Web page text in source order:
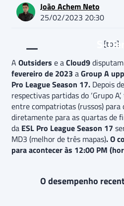
João Achem Neto
25/02/2023 20:30
S-Tier
[toc]
A Outsiders e aCloud9
fevereiro de 2023 aGroup A
Pro League Season 17. Depois
respectivas partidas do ‘Grupo
entre compatriotas (russos) para
diretamente para as quartas de
da ESL Pro League Season 17
MD3 (melhor de três mapas). O
para acontecer às 12:00 PM
O desempenho